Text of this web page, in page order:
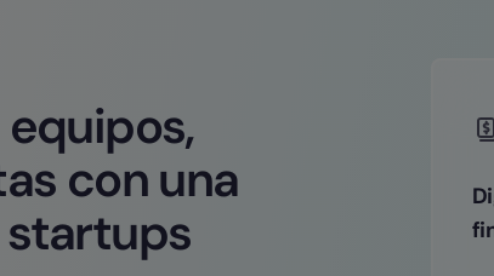
con una